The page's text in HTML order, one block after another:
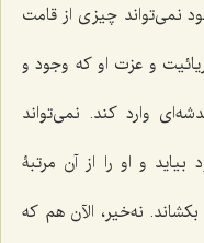
نمی‌تواند چیزی از قامت
و عزت او که وجود و
وارد کند. نمی‌تواند
و او را از آن مرتبۀ
نه‌خیر، الآن هم که